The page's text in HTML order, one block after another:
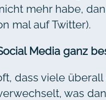
mehr habe,
mal auf Twitter).
Media ganz
dass viele
was